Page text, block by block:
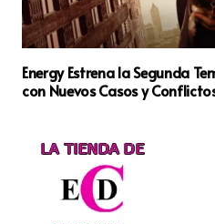
Energy Estrena la Segunda
con Nuevos Casos y